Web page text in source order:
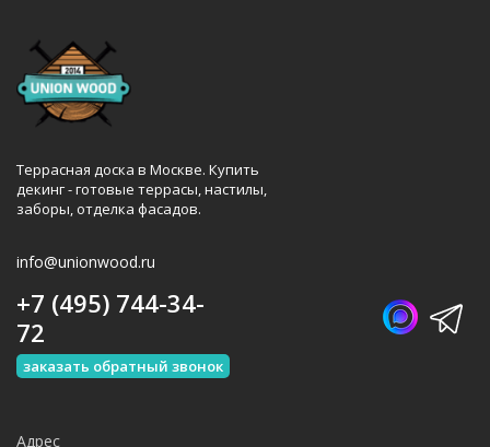
Террасная доска в Москве. Купить
декинг - готовые террасы, настилы,
заборы, отделка фасадов.
info@unionwood.ru
+7 (495) 744-34-
72
заказать обратный звонок
Адрес